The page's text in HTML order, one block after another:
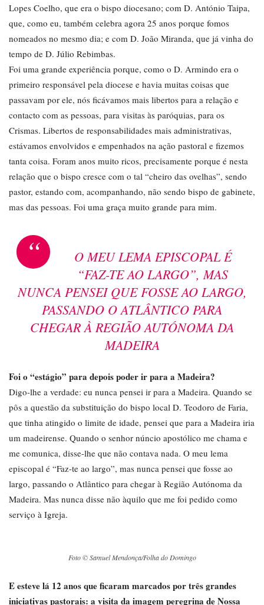
Lopes Coelho, que era o bispo diocesano; com D. António Taipa,
que, como eu, também celebra agora 25 anos porque fomos
nomeados no mesmo dia; e com D. João Miranda, que já vinha do
tempo de D. Júlio Rebimbas.
Foi uma grande experiência porque, como o D. Armindo era o
primeiro responsável pela diocese e havia muitas coisas que
passavam por ele, nós ficávamos mais libertos para a relação e
contacto com as pessoas, para visitas às paróquias, para os
Crismas. Libertos de responsabilidades mais administrativas,
estávamos envolvidos e empenhados na ação pastoral e fizemos
tanta coisa. Foram anos muito ricos, precisamente porque é nesta
relação que o bispo cresce com o tal “cheiro das ovelhas”, sendo
pastor, estando com, acompanhando, não sendo bispo de gabinete,
mas das pessoas. Foi uma graça muito grande para mim.
“
O MEU LEMA EPISCOPAL É
“FAZ-TE AO LARGO”, MAS
NUNCA PENSEI QUE FOSSE AO LARGO,
PASSANDO O ATLÂNTICO PARA
CHEGAR À REGIÃO AUTÓNOMA DA
MADEIRA
Foi o “estágio” para depois poder ir para a Madeira?
Digo-lhe a verdade: eu nunca pensei ir para a Madeira. Quando se
pôs a questão da substituição do bispo local D. Teodoro de Faria,
que tinha atingido o limite de idade, pensei que para a Madeira iria
um madeirense. Quando o senhor núncio apostólico me chama e
me comunica, disse-lhe que não contava nada. O meu lema
episcopal é “Faz-te ao largo”, mas nunca pensei que fosse ao
largo, passando o Atlântico para chegar à Região Autónoma da
Madeira. Mas nunca disse não àquilo que me foi pedido como
serviço à Igreja.
Foto © Samuel Mendonça/Folha do Domingo
E esteve lá 12 anos que ficaram marcados por três grandes
iniciativas pastorais: a visita da imagem peregrina de Nossa